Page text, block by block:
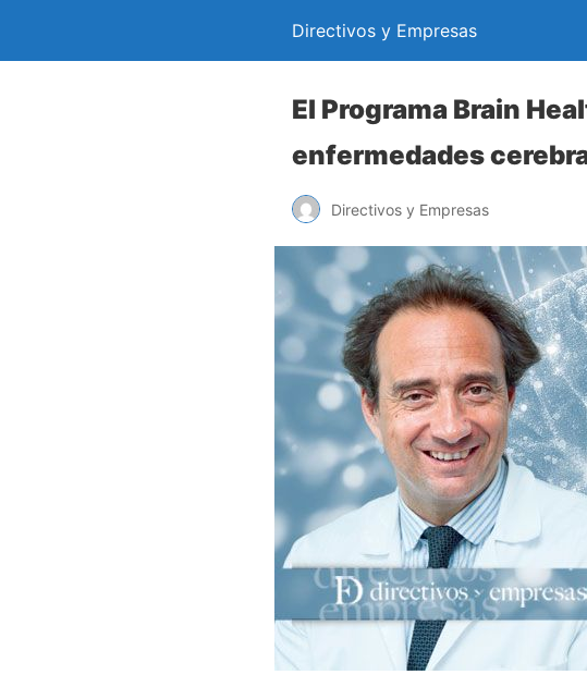
Directivos y Empresas
El Programa Brain
enfermedades
Directivos y Empresas